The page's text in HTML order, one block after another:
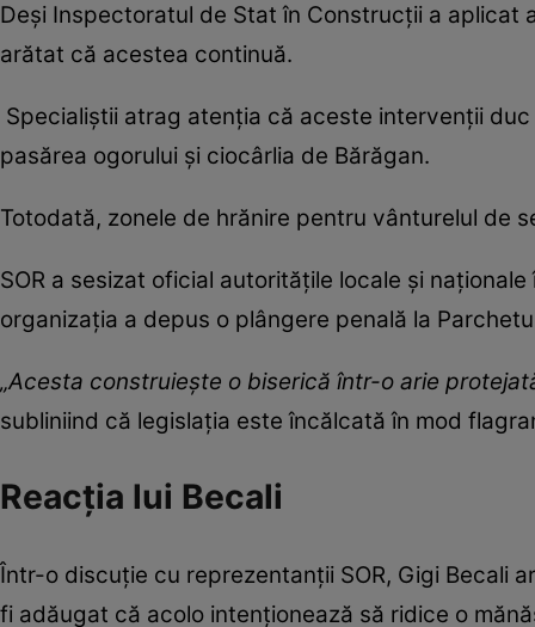
Deși Inspectoratul de Stat în Construcții a aplicat
arătat că acestea continuă.
Specialiștii atrag atenția că aceste intervenții
pasărea ogorului și ciocârlia de Bărăgan.
Totodată, zonele de hrănire pentru vânturelul de
SOR a sesizat oficial autoritățile locale și
organizația a depus o plângere penală la
„Acesta construiește o biserică într-o arie
subliniind că legislația este încălcată în mod
Reacția lui Becali
Într-o discuție cu reprezentanții SOR, Gigi Becali
fi adăugat că acolo intenționează să ridice o